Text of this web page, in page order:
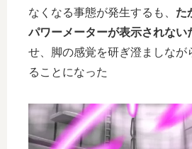
なくなる事態が発生するも、 た
パワーメーターが表示されない
せ、脚の感覚を研ぎ澄ましなが
ることになった